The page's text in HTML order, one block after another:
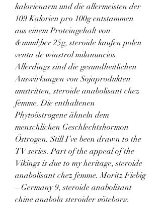
kalorienarm und die allermeisten der
109 Kalorien pro 100g entstammen
aus einem Proteingehalt von
&uuml;ber 25g, steroide kaufen polen
venta de winstrol milanuncios.
Allerdings sind die gesundheitlichen
Auswirkungen von Sojaprodukten
umstritten, steroide anabolisant chez
femme. Die enthaltenen
Phytoöstrogene ähneln dem
menschlichen Geschlechtshormon
Östrogen. Still I’ve been drawn to the
TV series. Part of the appeal of the
Vikings is due to my heritage, steroide
anabolisant chez femme. Moritz Fiebig
– Germany 9, steroide anabolisant
chine anabola steroider göteborg.